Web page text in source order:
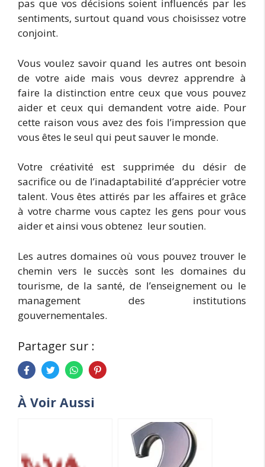
pas que vos décisions soient influencés par les
sentiments, surtout quand vous choisissez votre
conjoint.
Vous voulez savoir quand les autres ont besoin
de votre aide mais vous devrez apprendre à
faire la distinction entre ceux que vous pouvez
aider et ceux qui demandent votre aide. Pour
cette raison vous avez des fois l’impression que
vous êtes le seul qui peut sauver le monde.
Votre créativité est supprimée du désir de
sacrifice ou de l’inadaptabilité d’apprécier votre
talent. Vous êtes attirés par les affaires et grâce
à votre charme vous captez les gens pour vous
aider et ainsi vous obtenez leur soutien.
Les autres domaines où vous pouvez trouver le
chemin vers le succès sont les domaines du
tourisme, de la santé, de l’enseignement ou le
management des institutions
gouvernementales.
Partager sur :
À Voir Aussi